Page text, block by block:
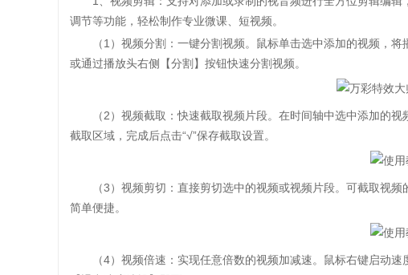
调节等功能，轻松制作专业微课、短视频。
（1）视频分割：一键分割视频。鼠标单击选中添加的视频，将
或通过播放头右侧【分割】按钮快速分割视频。
（2）视频截取：快速截取视频片段。在时间轴中选中添加的视
截取区域，完成后点击“√”保存截取设置。
（3）视频剪切：直接剪切选中的视频或视频片段。可截取视频
简单便捷。
（4）视频倍速：实现任意倍数的视频加减速。鼠标右键启动速